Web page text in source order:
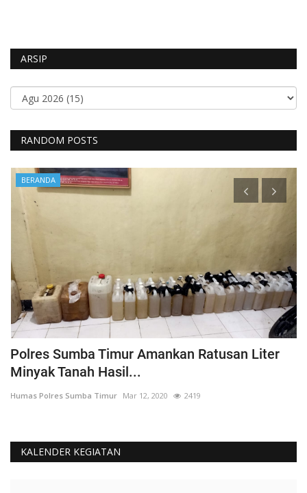
ARSIP
RANDOM POSTS
BERANDA
Polres Sumba Timur Amankan Ratusan Liter
Minyak Tanah Hasil...
Humas Polres Sumba Timur Mar 12, 2020 2419
KALENDER KEGIATAN